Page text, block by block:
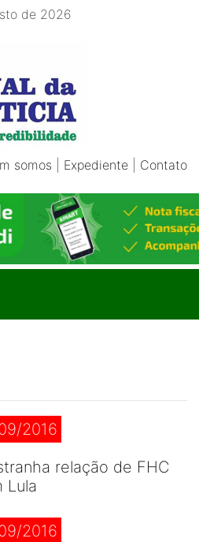
de 2026
somos Expediente Contato
2016
relação de FHC
Lula
2016